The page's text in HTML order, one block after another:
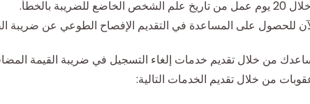
للحصول على المساعدة في التقديم الإفصاح الطوعي عن ضريبة
من خلال تقديم خدمات إلغاء التسجيل في ضريبة القيمة
من خلال تقديم الخدمات التالية: